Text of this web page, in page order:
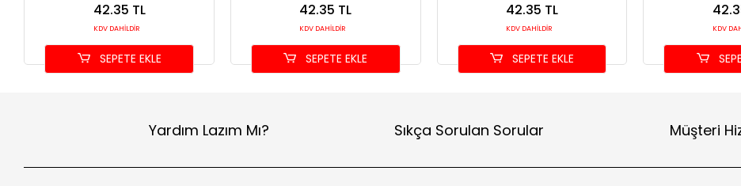
42.35 TL
KDV DAHİLDİR
SEPETE EKLE
42.35 TL
KDV DAHİLDİR
SEPETE EKLE
42.35 TL
KDV DAHİLDİR
SEPETE EKLE
KDV
Yardım Lazım Mı? Sıkça Sorulan Sorular Müşteri